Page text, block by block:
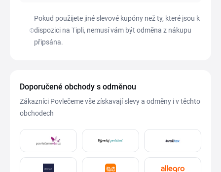
Pokud použijete jiné slevové kupóny než ty, které jsou k
dispozici na Tipli, nemusí vám být odměna z nákupu
připsána.
Doporučené obchody s odměnou
Zákazníci Povlečeme vše získavají slevy a odměny i v těchto
obchodech